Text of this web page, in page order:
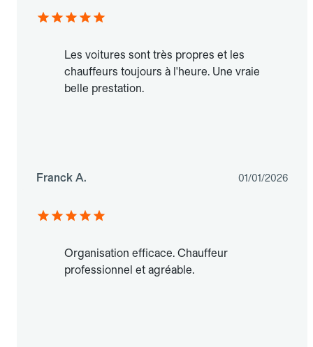
Les voitures sont très propres et les
chauffeurs toujours à l'heure. Une vraie
belle prestation.
Franck A. 01/01/2026
Organisation efficace. Chauffeur
professionnel et agréable.